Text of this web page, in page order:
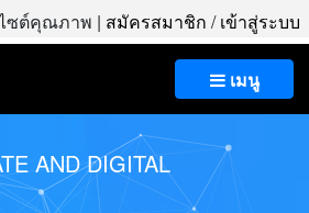
ซต์คุณภาพ | สมัครสมาชิก /เข้าสู่ระบบ
เมนู
AND DIGITAL